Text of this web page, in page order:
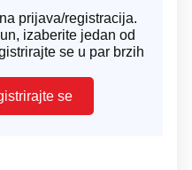
prijava/registracija.
izaberite jedan od
se u par brzih
se